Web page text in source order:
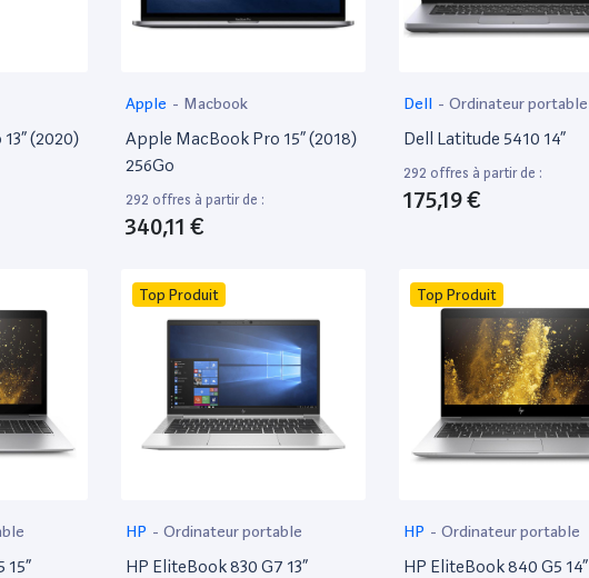
(2020)
Apple - Macbook
Apple MacBook Pro 15” (2018)
256Go
292 offres à partir de :
340,11 €
Dell - Ordinateur portable
Dell Latitude 5410 14”
292 offres à partir de :
175,19 €
15”
Top Produit
HP - Ordinateur portable
HP EliteBook 830 G7 13”
Top Produit
HP - Ordinateur portable
HP EliteBook 840 G5 14”